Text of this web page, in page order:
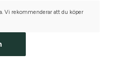
Vi rekommenderar att du köper